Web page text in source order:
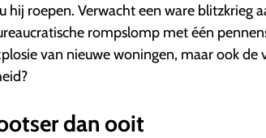
hij roepen. Verwacht een ware blitzkrieg
rompslomp met één
van nieuwe woningen, maar ook de
dan ooit